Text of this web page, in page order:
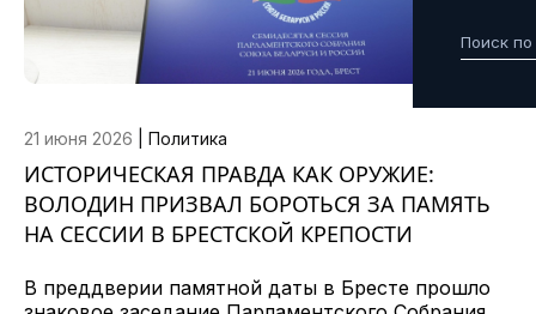
21 июня 2026 Политика
ИСТОРИЧЕСКАЯ ПРАВДА КАК ОРУЖИЕ:
ВОЛОДИН ПРИЗВАЛ БОРОТЬСЯ ЗА ПАМЯТЬ
НА СЕССИИ В БРЕСТСКОЙ КРЕПОСТИ
В преддверии памятной даты в Бресте прошло